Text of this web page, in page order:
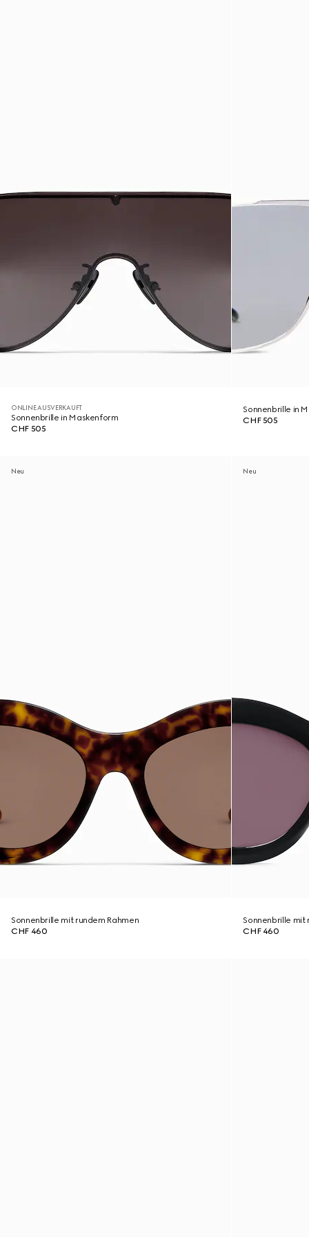
ONLINE AUSVERKAUFT
Sonnenbrille in Maskenform
CHF 505
Sonnenbrille in
CHF 505
Neu
Sonnenbrille mit rundem Rahmen
CHF 460
Neu
Sonnenbrille mit
CHF 460